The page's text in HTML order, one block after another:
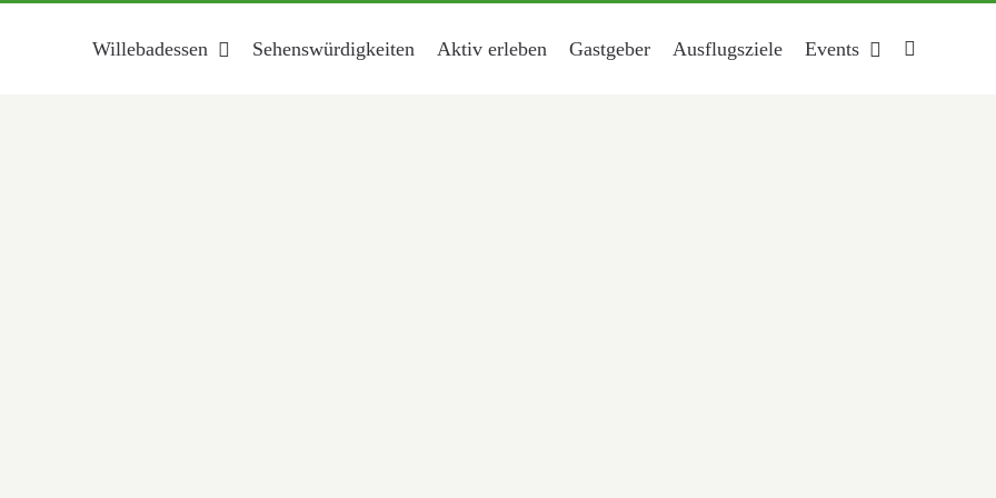
Willebadessen Sehenswürdigkeiten Aktiv erleben Gastgeber Ausflugsziele Events